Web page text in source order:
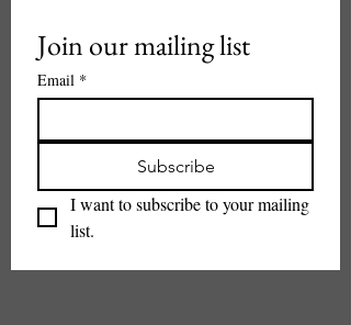
Join our mailing list
Email *
Subscribe
I want to subscribe to your mailing
list.